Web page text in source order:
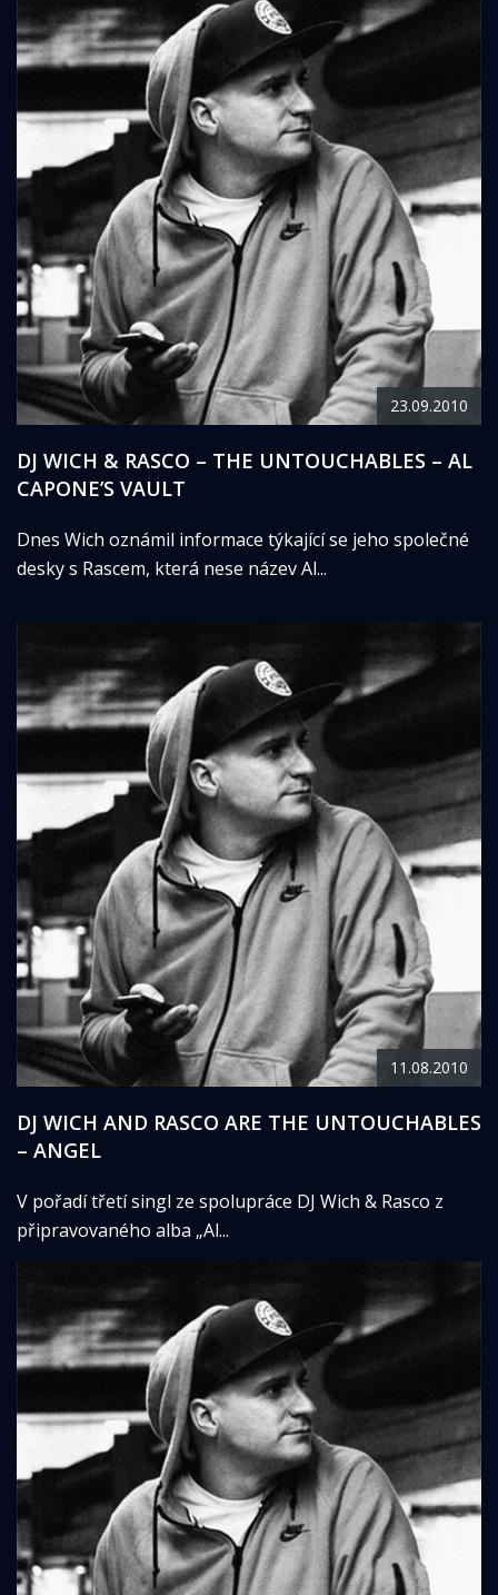
23.09.2010
DJ WICH & RASCO – THE UNTOUCHABLES – AL
CAPONE’S VAULT
Dnes Wich oznámil informace týkající se jeho společné
desky s Rascem, která nese název Al...
11.08.2010
DJ WICH AND RASCO ARE THE UNTOUCHABLES
– ANGEL
V pořadí třetí singl ze spolupráce DJ Wich & Rasco z
připravovaného alba „Al...